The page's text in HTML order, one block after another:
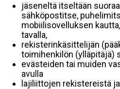
jäseneltä itseltään
sähköpostitse,
mobiilisovelluksen
tavalla,
rekisterinkäsittelijän
toimihenkilön (ylläpitäjä)
evästeiden tai muiden
avulla
lajiliittojen rekistereistä